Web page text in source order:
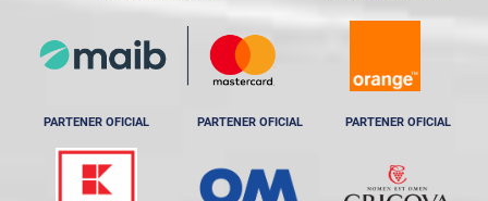
PARTENER OFICIAL PARTENER OFICIAL PARTENER OFICIAL